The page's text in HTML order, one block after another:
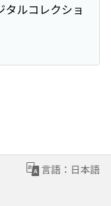
タルコレクショ
言語：日本語